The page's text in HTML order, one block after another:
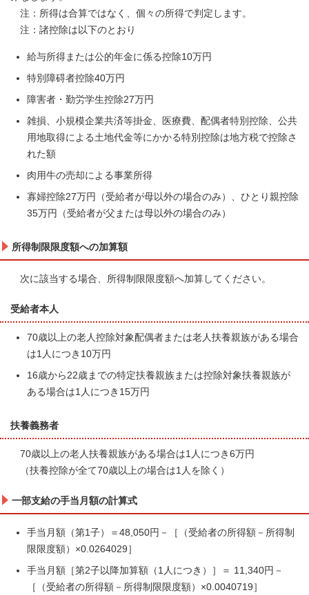
注：所得は合算ではなく、個々の所得で判定します。
注：諸控除は以下のとおり
給与所得または公的年金に係る控除10万円
特別障碍者控除40万円
障害者・勤労学生控除27万円
雑損、小規模企業共済等掛金、医療費、配偶者特別控除、公共
用地取得による土地代金等にかかる特別控除は地方税で控除さ
れた額
肉用牛の売却による事業所得
寡婦控除27万円（受給者が母以外の場合のみ）、ひとり親控除
35万円（受給者が父または母以外の場合のみ）
所得制限限度額への加算額
次に該当する場合、所得制限限度額へ加算してください。
受給者本人
70歳以上の老人控除対象配偶者または老人扶養親族がある場合
は1人につき10万円
16歳から22歳までの特定扶養親族または控除対象扶養親族が
ある場合は1人につき15万円
扶養義務者
70歳以上の老人扶養親族がある場合は1人につき6万円
（扶養控除が全て70歳以上の場合は1人を除く）
一部支給の手当月額の計算式
手当月額（第1子）＝48,050円－［（受給者の所得額－所得制
限限度額）×0.0264029］
手当月額［第2子以降加算額（1人につき）］＝ 11,340円－
［（受給者の所得額－所得制限限度額）×0.0040719］